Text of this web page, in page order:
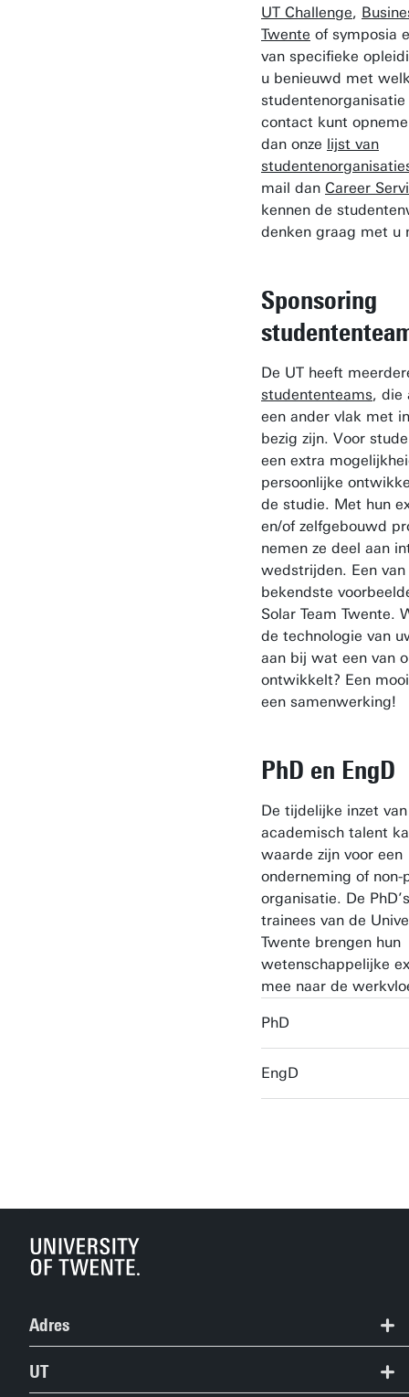
UT Challenge,
Twente of symposia
van specifieke
u benieuwd met
contact kunt
dan onze lijst van
mail dan Career
kennen de
denken graag met u
Sponsoring
De UT heeft
studententeams, die
een ander vlak met
bezig zijn. Voor
een extra
persoonlijke
de studie. Met hun
en/of zelfgebouwd
nemen ze deel aan
wedstrijden. Een van
bekendste
Solar Team Twente.
de technologie van
aan bij wat een van
ontwikkelt? Een
een samenwerking!
PhD en EngD
De tijdelijke inzet van
academisch talent
waarde zijn voor een
onderneming of non-
organisatie. De
trainees van de
Twente brengen hun
wetenschappelijke
mee naar de
PhD
EngD
Adres
Strategisch Business Development
UT